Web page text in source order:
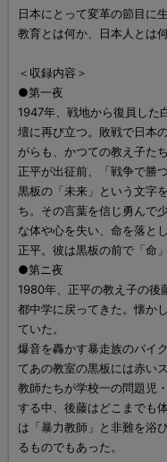
日本にとって変革の節目に
教育とは何か、日本人とは
＜収録内容＞
●第一夜
1947年、戦地から復員した
壇に再び立つ。敗戦で日本
がらも、かつての教え子た
正平が出征前、「戦争で勝
黒板の「未来」という文字
ち。その言葉を信じ勇んで
な体や心を失い、命を落と
正平。彼は黒板の前で「命
●第ニ夜
1980年、正平の教え子の後
都中学に戻ってきた。懐か
ていた。
爆音を轟かす暴走族のバイ
てあの教室の黒板には赤い
教師たちが学校一の問題児
する中、後藤はどこまでも
は「暴力教師」と非難を浴
るものでもあった。